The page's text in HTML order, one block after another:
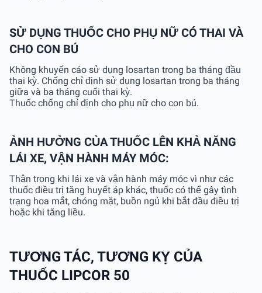
SỬ DỤNG THUỐC CHO PHỤ NỮ CÓ THAI VÀ
CHO CON BÚ
Không khuyến cáo sử dụng losartan trong ba tháng đầu
thai kỳ. Chống chỉ định sử dụng losartan trong ba tháng
giữa và ba tháng cuối thai kỳ.
Thuốc chống chỉ định cho phụ nữ cho con bú.
ẢNH HƯỞNG CỦA THUỐC LÊN KHẢ NĂNG
LÁI XE, VẬN HÀNH MÁY MÓC:
Thận trọng khi lái xe và vận hành máy móc vì như các
thuốc điều trị tăng huyết áp khác, thuốc có thể gây tình
trạng hoa mắt, chóng mặt, buồn ngủ khi bắt đầu điều trị
hoặc khi tăng liều.
TƯƠNG TÁC, TƯƠNG KỴ CỦA
THUỐC LIPCOR 50